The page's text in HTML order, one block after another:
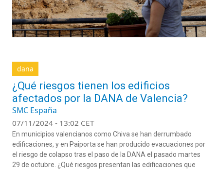
dana
¿Qué riesgos tienen los edificios
afectados por la DANA de Valencia?
SMC España
07/11/2024 - 13:02 CET
En municipios valencianos como Chiva se han derrumbado
edificaciones, y en Paiporta se han producido evacuaciones por
el riesgo de colapso tras el paso de la DANA el pasado martes
29 de octubre. ¿Qué riesgos presentan las edificaciones que